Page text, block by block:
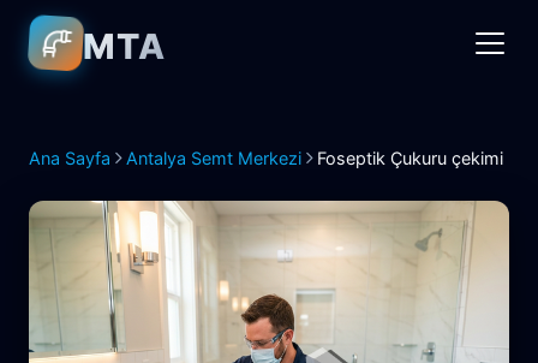
MTA
Ana Sayfa Antalya Semt Merkezi Foseptik Çukuru çekimi